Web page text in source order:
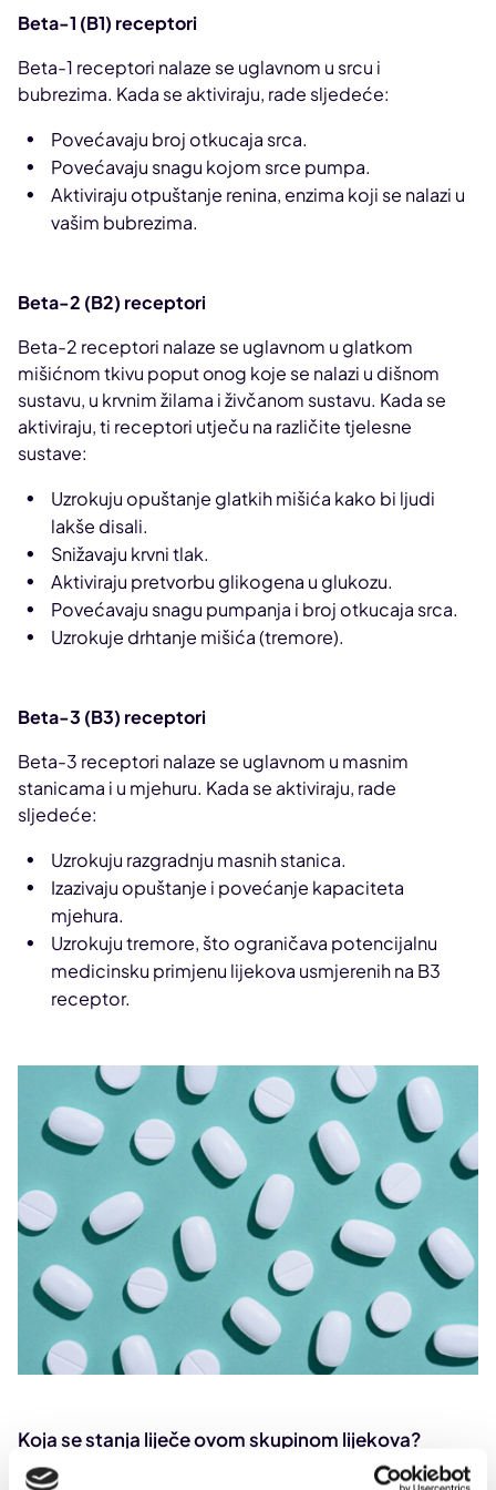
Beta-1 (B1) receptori
Beta-1 receptori nalaze se uglavnom u srcu i
bubrezima. Kada se aktiviraju, rade sljedeće:
Povećavaju broj otkucaja srca.
Povećavaju snagu kojom srce pumpa.
Aktiviraju otpuštanje renina, enzima koji se nalazi u
vašim bubrezima.
Beta-2 (B2) receptori
Beta-2 receptori nalaze se uglavnom u glatkom
mišićnom tkivu poput onog koje se nalazi u dišnom
sustavu, u krvnim žilama i živčanom sustavu. Kada se
aktiviraju, ti receptori utječu na različite tjelesne
sustave:
Uzrokuju opuštanje glatkih mišića kako bi ljudi
lakše disali.
Snižavaju krvni tlak.
Aktiviraju pretvorbu glikogena u glukozu.
Povećavaju snagu pumpanja i broj otkucaja srca.
Uzrokuje drhtanje mišića (tremore).
Beta-3 (B3) receptori
Beta-3 receptori nalaze se uglavnom u masnim
stanicama i u mjehuru. Kada se aktiviraju, rade
sljedeće:
Uzrokuju razgradnju masnih stanica.
Izazivaju opuštanje i povećanje kapaciteta
mjehura.
Uzrokuju tremore, što ograničava potencijalnu
medicinsku primjenu lijekova usmjerenih na B3
receptor.
Koja se stanja liječe ovom skupinom lijekova?
Budući da beta-receptore nalazimo na nekoliko mjesta